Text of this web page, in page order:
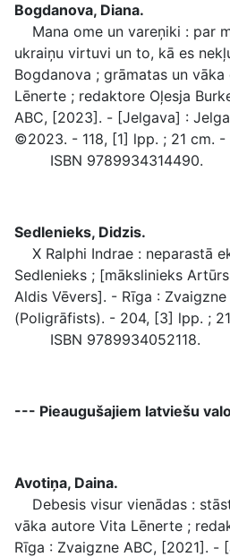
Bogdanova, Diana.
Mana ome un vareņiki : par
ukraiņu virtuvi un to, kā es
Bogdanova ; grāmatas un
Lēnerte ; redaktore Oļesja
ABC, [2023]. - [Jelgava] :
©2023. - 118, [1] lpp. ; 21 cm. -
ISBN 9789934314490.
Sedlenieks, Didzis.
X Ralphi Indrae : neparastā
Sedlenieks ; [mākslinieks
Aldis Vēvers]. - Rīga :
(Poligrāfists). - 204, [3] lpp. ;
ISBN 9789934052118.
--- Pieaugušajiem latviešu
Avotiņa, Daina.
Debesis visur vienādas :
vāka autore Vita Lēnerte ;
Rīga : Zvaigzne ABC, [2021]. -